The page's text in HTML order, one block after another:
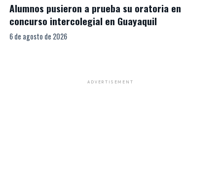
Alumnos pusieron a prueba su oratoria en
concurso intercolegial en Guayaquil
6 de agosto de 2026
ADVERTISEMENT